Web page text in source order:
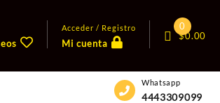
Acceder / Registro
Mi cuenta
0
$0.00
Whatsapp
4443309099